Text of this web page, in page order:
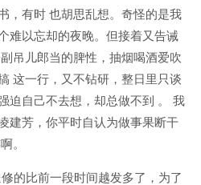
，有时 也胡思乱想。奇怪的是我
难以忘却的夜晚。但接着又告诫
吊儿郎当的脾性，抽烟喝酒爱吹
这一行，又不钻研，整日里只谈
迫自己不去想，却总做不到 。 我
建芳，你平时自认为做事果断干
。
的比前一段时间越发多了，为了